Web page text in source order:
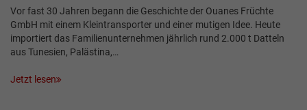
Vor fast 30 Jahren begann die Geschichte der Ouanes Früchte
GmbH mit einem Kleintransporter und einer mutigen Idee. Heute
importiert das Familienunternehmen jährlich rund 2.000 t Datteln
aus Tunesien, Palästina,…
Jetzt lesen